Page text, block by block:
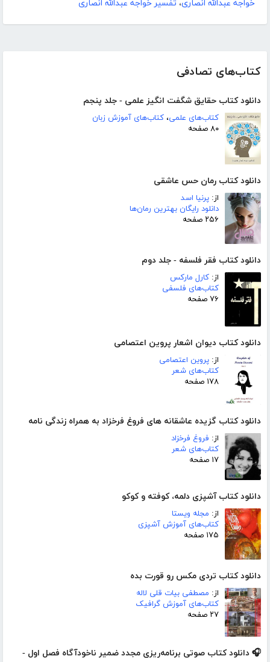
کتاب‌های تصادفی
دانلود کتاب حقایق شگفت انگیز علمی - جلد پنجم
کتاب‌های علمی، کتاب‌های آموزش زبان
۸۰ صفحه
دانلود کتاب رمان حس عاشقی
از: پرنیا اسد
دانلود رایگان بهترین رمان‌ها
۲۵۶ صفحه
دانلود کتاب فقر فلسفه - جلد دوم
از: کارل مارکس
کتاب‌های فلسفی
۷۶ صفحه
دانلود کتاب دیوان اشعار پروین اعتصامی
از: پروین اعتصامی
کتاب‌های شعر
۱۷۸ صفحه
دانلود کتاب گزیده عاشقانه های فروغ فرخزاد به همراه زندگی نامه
از: فروغ فرخزاد
کتاب‌های شعر
۱۷ صفحه
دانلود کتاب آشپزی دلمه، کوفته و کوکو
از: مجله ویستا
کتاب‌های آموزش آشپزی
۱۷۵ صفحه
دانلود کتاب تردی مکس رو قورت بده
از: مصطفی بیات قلی لاله
کتاب‌های آموزش گرافیک
۲۷ صفحه
🎧 دانلود کتاب صوتی برنامه‌ریزی مجدد ضمیر ناخودآگاه فصل اول -
خواجه عبدالله انصاری، تفسیر خواجه عبدالله انصاری